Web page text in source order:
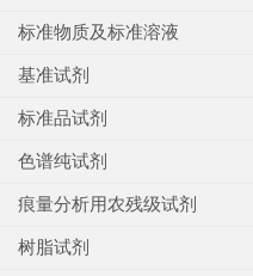
标准物质及标准溶液
基准试剂
标准品试剂
色谱纯试剂
痕量分析用农残级试剂
树脂试剂